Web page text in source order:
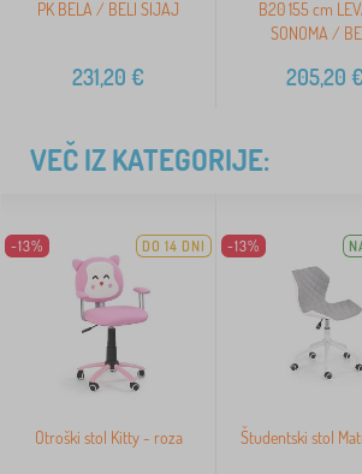
PK BELA / BELI SIJAJ
231,20 €
B20 155 cm
SONOMA /
205,20 €
VEČ IZ KATEGORIJE:
-13% DO 14 DNI
Otroški stol Kitty - roza
-13%
Študentski stol